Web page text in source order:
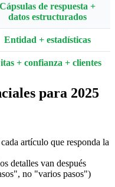
Cápsulas de respuesta +
datos estructurados
Entidad + estadísticas
+ confianza + clientes
para 2025
artículo que responda la
detalles van después
no "varios pasos")